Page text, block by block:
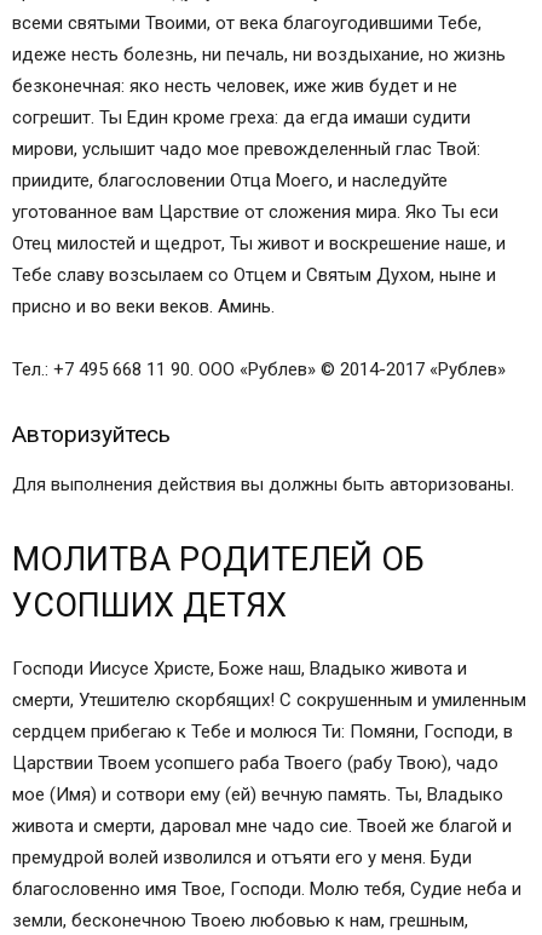
Молитва для тех, кого преследуют неудачи
Молитвы от страха и тревог
Оставить комментарий
Возможно напишу
ОСТАВАЙСЯ НА СВЯЗИ
Подписаться на рассылку
Об этом ты должен знать
В КОНТАКТЕ — ПРИСОЕДИНЯЙСЯ!
Быстрый поиск молитв
всеми святыми Твоими, от века благоугодившими Тебе,
идеже несть болезнь, ни печаль, ни воздыхание, но жизнь
безконечная: яко несть человек, иже жив будет и не
согрешит. Ты Един кроме греха: да егда имаши судити
мирови, услышит чадо мое превожделенный глас Твой:
приидите, благословении Отца Моего, и наследуйте
уготованное вам Царствие от сложения мира. Яко Ты еси
Отец милостей и щедрот, Ты живот и воскрешение наше, и
Тебе славу возсылаем со Отцем и Святым Духом, ныне и
присно и во веки веков. Аминь.
Тел.: +7 495 668 11 90. ООО «Рублев» © 2014-2017 «Рублев»
Авторизуйтесь
Для выполнения действия вы должны быть авторизованы.
МОЛИТВА РОДИТЕЛЕЙ ОБ
УСОПШИХ ДЕТЯХ
Господи Иисусе Христе, Боже наш, Владыко живота и
смерти, Утешителю скорбящих! С сокрушенным и умиленным
сердцем прибегаю к Тебе и молюся Ти: Помяни, Господи, в
Царствии Твоем усопшего раба Твоего (рабу Твою), чадо
мое (Имя) и сотвори ему (ей) вечную память. Ты, Владыко
живота и смерти, даровал мне чадо сие. Твоей же благой и
премудрой волей изволился и отъяти его у меня. Буди
благословенно имя Твое, Господи. Молю тебя, Судие неба и
земли, бесконечною Твоею любовью к нам, грешным,